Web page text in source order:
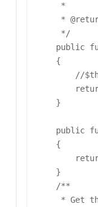
     *
*
     */
public
    {
//
    }
public
    {
    }
    /**
* Get